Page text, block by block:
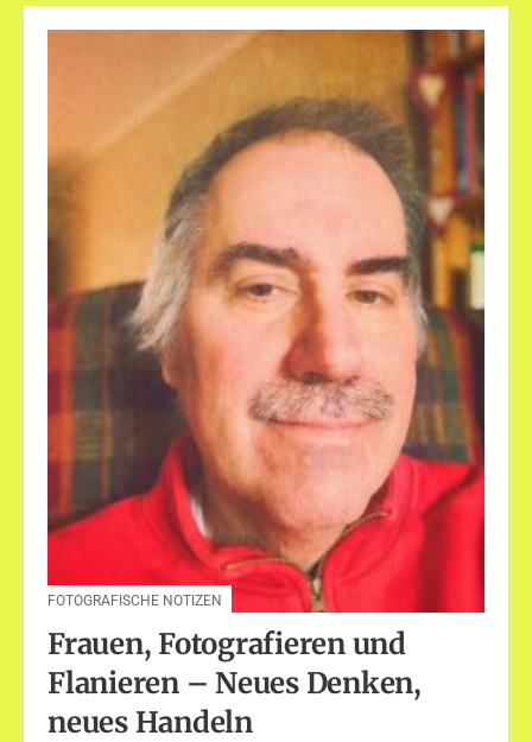
FOTOGRAFISCHE NOTIZEN
Frauen, Fotografieren und
Flanieren – Neues Denken,
neues Handeln